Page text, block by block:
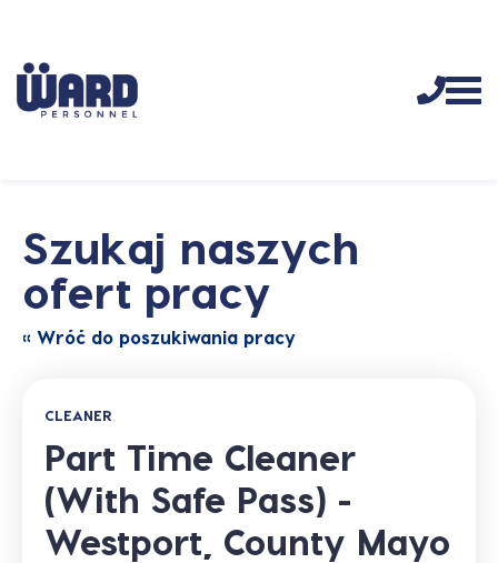
Szukaj naszych
ofert pracy
« Wróć do poszukiwania pracy
CLEANER
Part Time Cleaner
(With Safe Pass) -
Westport, County Mayo